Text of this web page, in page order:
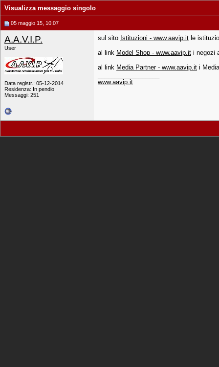
Visualizza messaggio singolo
05 maggio 15, 10:07
A.A.V.I.P.
User
Data registr.: 05-12-2014
Residenza: In pendio
Messaggi: 251
sul sito Istituzioni - www.aavip.it le
al link Model Shop - www.aavip.it i negozi
al link Media Partner - www.aavip.it i
www.aavip.it